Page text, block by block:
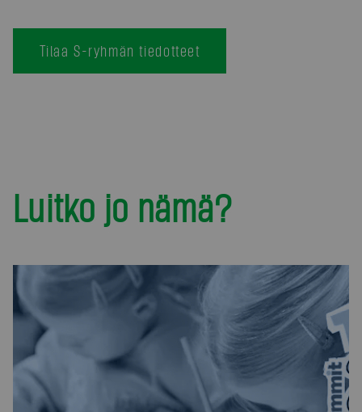
Tilaa S-ryhmän tiedotteet
Luitko jo nämä?